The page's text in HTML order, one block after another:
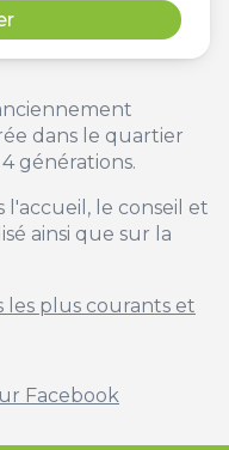
dans le quartier
générations.
le conseil et
ainsi que sur la
les plus courants et
Facebook